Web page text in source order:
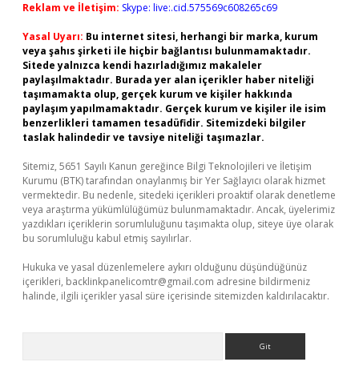
Reklam ve İletişim: Skype: live:.cid.575569c608265c69
Yasal Uyarı: Bu internet sitesi, herhangi bir marka, kurum
veya şahıs şirketi ile hiçbir bağlantısı bulunmamaktadır.
Sitede yalnızca kendi hazırladığımız makaleler
paylaşılmaktadır. Burada yer alan içerikler haber niteliği
taşımamakta olup, gerçek kurum ve kişiler hakkında
paylaşım yapılmamaktadır. Gerçek kurum ve kişiler ile isim
benzerlikleri tamamen tesadüfidir. Sitemizdeki bilgiler
taslak halindedir ve tavsiye niteliği taşımazlar.
Sitemiz, 5651 Sayılı Kanun gereğince Bilgi Teknolojileri ve İletişim
Kurumu (BTK) tarafından onaylanmış bir Yer Sağlayıcı olarak hizmet
vermektedir. Bu nedenle, sitedeki içerikleri proaktif olarak denetleme
veya araştırma yükümlülüğümüz bulunmamaktadır. Ancak, üyelerimiz
yazdıkları içeriklerin sorumluluğunu taşımakta olup, siteye üye olarak
bu sorumluluğu kabul etmiş sayılırlar.
Hukuka ve yasal düzenlemelere aykırı olduğunu düşündüğünüz
içerikleri, backlinkpanelicomtr@gmail.com adresine bildirmeniz
halinde, ilgili içerikler yasal süre içerisinde sitemizden kaldırılacaktır.